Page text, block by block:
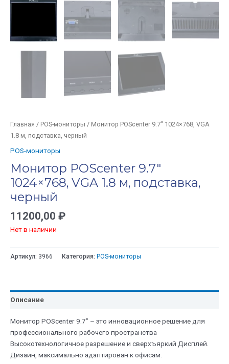
Главная / POS-мониторы / Монитор POScenter 9.7″ 1024×768, VGA
1.8 м, подставка, черный
POS-мониторы
Монитор POScenter 9.7″
1024×768, VGA 1.8 м, подставка,
черный
11200,00 ₽
Нет в наличии
Артикул: 3966 Категория: POS-мониторы
Описание
Монитор POScenter 9.7” – это инновационное решение для
профессионального рабочего пространства
Высокотехнологичное разрешение и сверхъяркий Дисплей.
Дизайн, максимально адаптирован к офисам.